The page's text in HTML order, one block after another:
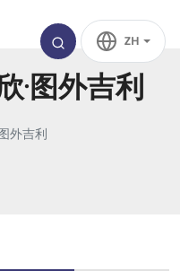
ZH
·图外吉利
外吉利